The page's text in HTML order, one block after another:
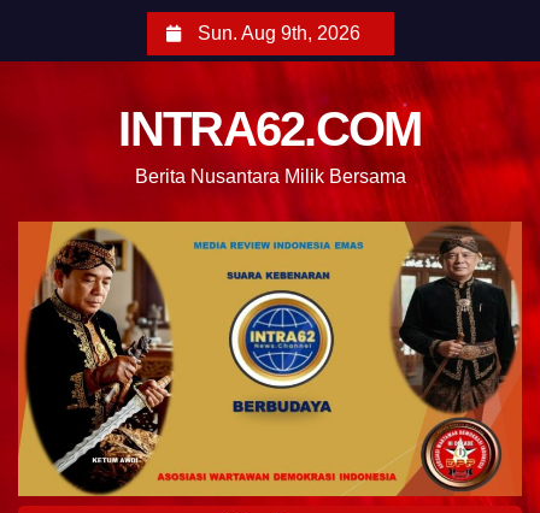
Sun. Aug 9th, 2026
INTRA62.COM
Berita Nusantara Milik Bersama